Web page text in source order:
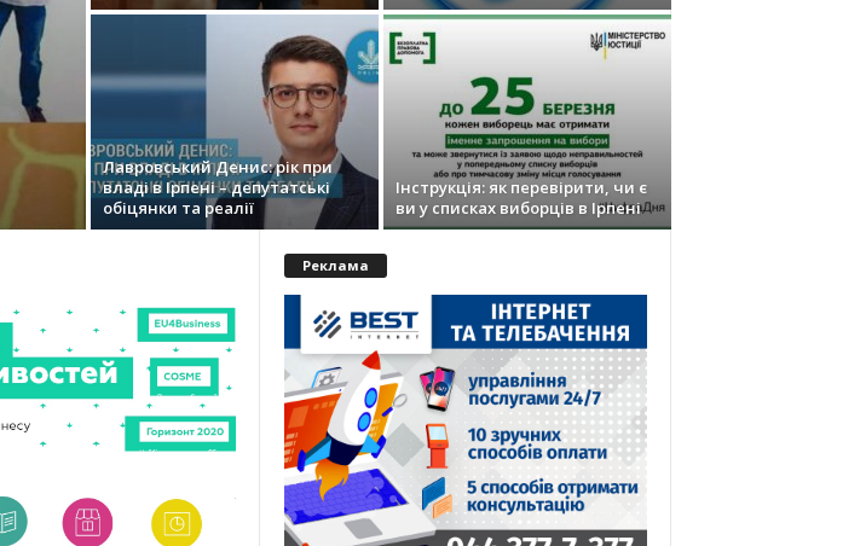
Лавровський Денис: рік при
владі в Ірпені – депутатські
обіцянки та реалії
Інструкція: як перевірити, чи є
ви у списках виборців в Ірпені
Реклама